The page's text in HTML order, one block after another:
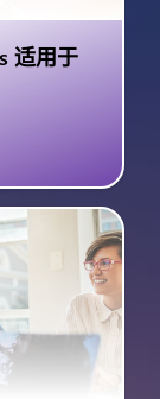
适用于